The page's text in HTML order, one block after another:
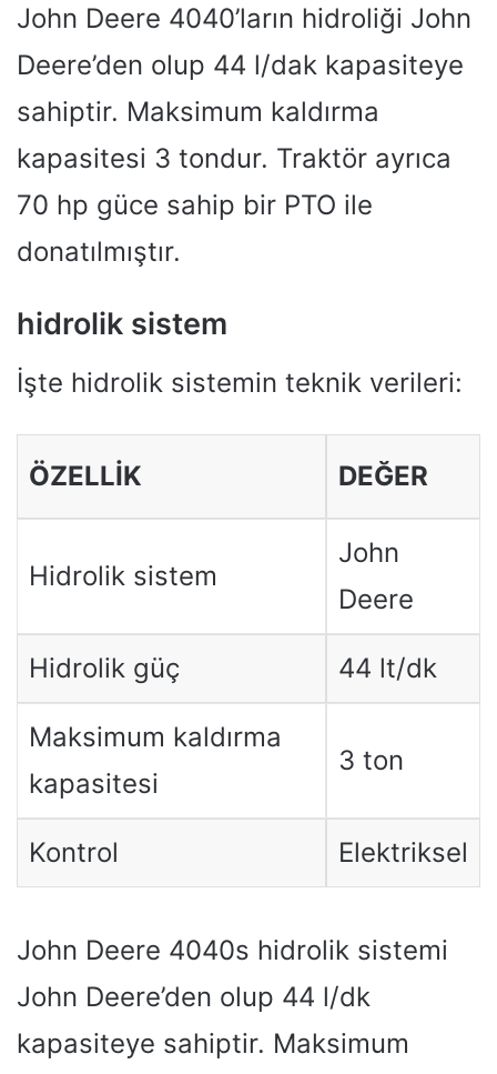
John Deere 4040’ların hidroliği John
Deere’den olup 44 l/dak kapasiteye
sahiptir. Maksimum kaldırma
kapasitesi 3 tondur. Traktör ayrıca
70 hp güce sahip bir PTO ile
donatılmıştır.
hidrolik sistem
İşte hidrolik sistemin teknik verileri:
ÖZELLIK DEĞER
Hidrolik sistem
John
Deere
Hidrolik güç 44 lt/dk
Maksimum kaldırma
kapasitesi
3 ton
Kontrol Elektriksel
John Deere 4040s hidrolik sistemi
John Deere’den olup 44 l/dk
kapasiteye sahiptir. Maksimum